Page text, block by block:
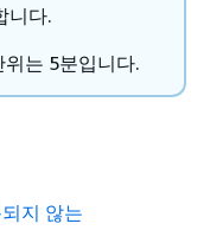
니다.
는 5분입니다.
지 않는